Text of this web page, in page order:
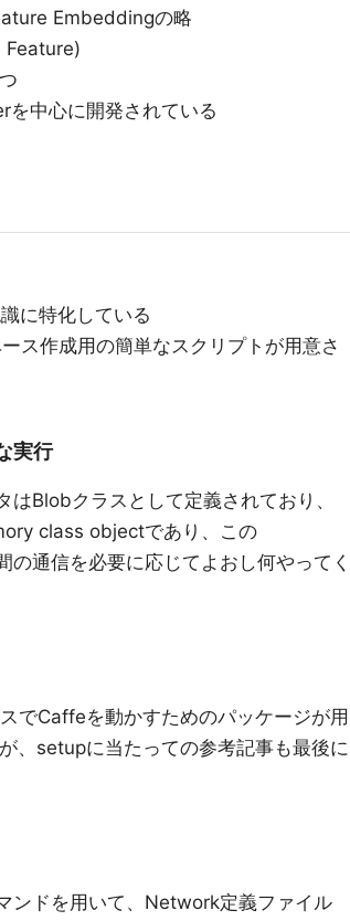
Embeddingの略
Feature)
中心に開発されている
に特化している
ス作成用の簡単なスクリプトが用意さ
実行
Blobクラスとして定義されており、
class objectであり、この
通信を必要に応じてよおし何やってく
でCaffeを動かすためのパッケージが用
、setupに当たっての参考記事も最後に
ンドを用いて、Network定義ファイル